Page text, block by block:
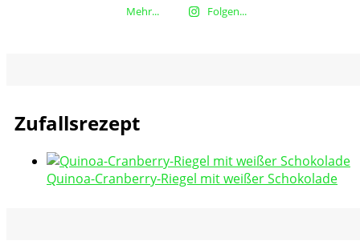
Mehr... Folgen...
Zufallsrezept
Quinoa-Cranberry-Riegel mit weißer Schokolade